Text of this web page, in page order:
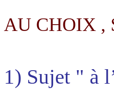
AU CHOIX ,
1) Sujet " à